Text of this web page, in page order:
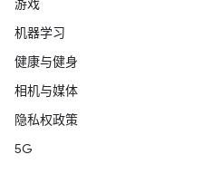
游戏
机器学习
健康与健身
相机与媒体
隐私权政策
5G